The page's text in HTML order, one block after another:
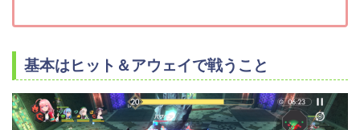
基本はヒット＆アウェイで戦うこと